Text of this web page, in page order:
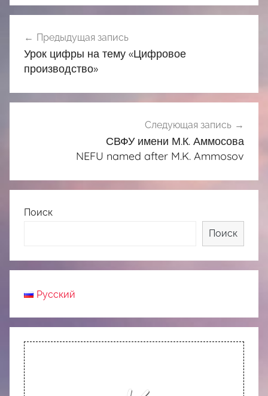
по
записям
Предыдущая запись
Урок цифры на тему «Цифровое
производство»
Следующая запись
СВФУ имени М.К. Аммосова
NEFU named after M.K. Ammosov
Поиск
Поиск
Русский